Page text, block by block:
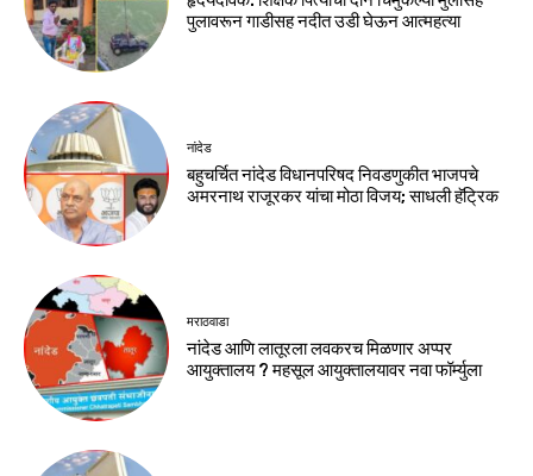
पुलावरून गाडीसह नदीत उडी घेऊन आत्महत्या
नांदेड
बहुचर्चित नांदेड विधानपरिषद निवडणुकीत भाजपचे
अमरनाथ राजूरकर यांचा मोठा विजय; साधली हॅट्रिक
मराठवाडा
नांदेड आणि लातूरला लवकरच मिळणार अप्पर
आयुक्तालय ? महसूल आयुक्तालयावर नवा फॉर्म्युला